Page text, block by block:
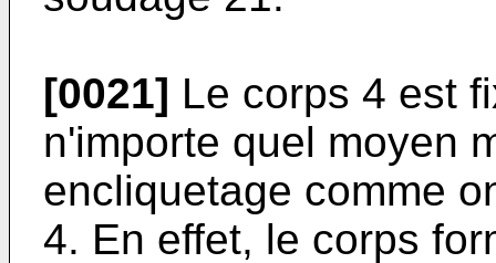
[0021] Le corps 4 est
n'importe quel moyen
encliquetage comme
4. En effet, le corps